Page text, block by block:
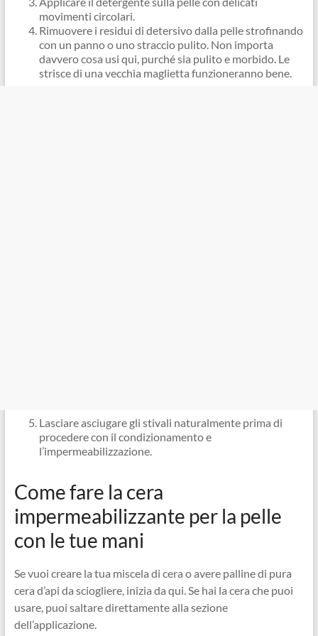
movimenti circolari.
Rimuovere i residui di detersivo dalla pelle strofinando
con un panno o uno straccio pulito. Non importa
davvero cosa usi qui, purché sia ​​​​pulito e morbido. Le
strisce di una vecchia maglietta funzioneranno bene.
Lasciare asciugare gli stivali naturalmente prima di
procedere con il condizionamento e
l’impermeabilizzazione.
Come fare la cera
impermeabilizzante per la pelle
con le tue mani
Se vuoi creare la tua miscela di cera o avere palline di pura
cera d’api da sciogliere, inizia da qui. Se hai la cera che puoi
usare, puoi saltare direttamente alla sezione
dell’applicazione.